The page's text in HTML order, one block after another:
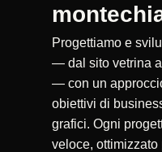
Progettiamo e
— dal sito vetrina
— con un
obiettivi di
grafici. Ogni
veloce,